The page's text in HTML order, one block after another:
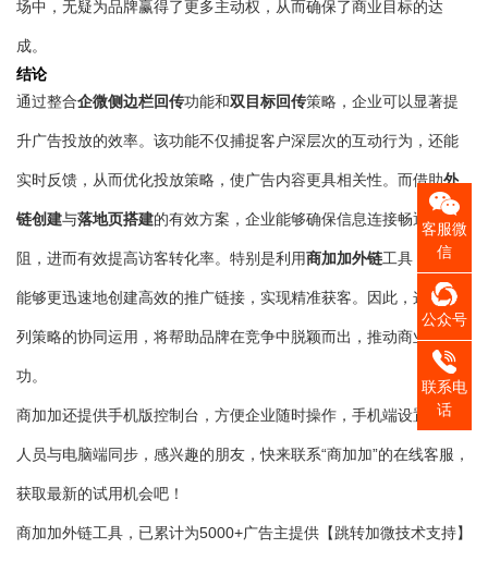
场中，无疑为品牌赢得了更多主动权，从而确保了商业目标的达
成。
结论
通过整合企微侧边栏回传功能和双目标回传策略，企业可以显著提
升广告投放的效率。该功能不仅捕捉客户深层次的互动行为，还能
实时反馈，从而优化投放策略，使广告内容更具相关性。而借助外
链创建与落地页搭建的有效方案，企业能够确保信息连接畅通无
阻，进而有效提高访客转化率。特别是利用商加加外链工具，企业
能够更迅速地创建高效的推广链接，实现精准获客。因此，这一系
列策略的协同运用，将帮助品牌在竞争中脱颖而出，推动商业成
功。
商加加还提供手机版控制台，方便企业随时操作，手机端设置接待
人员与电脑端同步，感兴趣的朋友，快来联系“商加加”的在线客服，
获取最新的试用机会吧！
商加加外链工具，已累计为5000+广告主提供【跳转加微技术支持】
客服微
信
公众号
联系电
话